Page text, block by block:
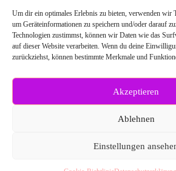
Um dir ein optimales Erlebnis zu bieten, verwenden wir
um Geräteinformationen zu speichern und/oder darauf
Technologien zustimmst, können wir Daten wie das
auf dieser Website verarbeiten. Wenn du deine
zurückziehst, können bestimmte Merkmale und
Akzeptieren
Ablehnen
Einstellungen
Öffnungszeiten:
Weitere Fragen?
Kontaktiere uns:
Telefonnr.: 0676/6086527
Blossom Beauty - Webdesign: